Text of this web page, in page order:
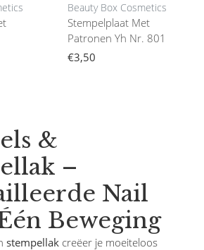
Beauty Box Cosmetics
Stempelplaat Met
Patronen Yh Nr. 801
€3,50
&
–
Nail
Beweging
stempellak creëer je moeiteloos